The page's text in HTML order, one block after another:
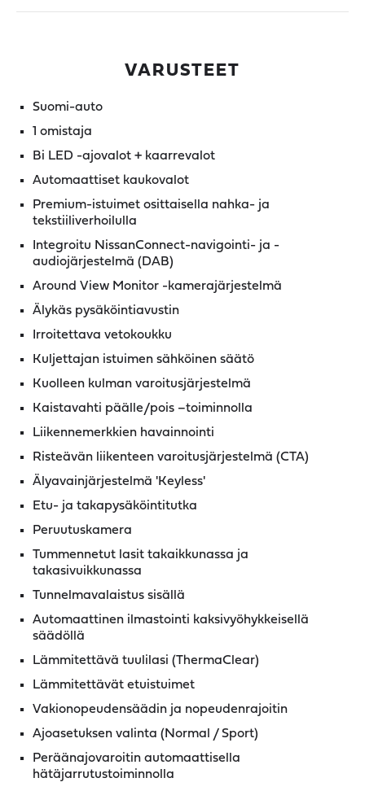
VARUSTEET
Suomi-auto
1 omistaja
Bi LED -ajovalot + kaarrevalot
Automaattiset kaukovalot
Premium-istuimet osittaisella nahka- ja
tekstiiliverhoilulla
Integroitu NissanConnect-navigointi- ja -
audiojärjestelmä (DAB)
Around View Monitor -kamerajärjestelmä
Älykäs pysäköintiavustin
Irroitettava vetokoukku
Kuljettajan istuimen sähköinen säätö
Kuolleen kulman varoitusjärjestelmä
Kaistavahti päälle/pois –toiminnolla
Liikennemerkkien havainnointi
Risteävän liikenteen varoitusjärjestelmä (CTA)
Älyavainjärjestelmä 'Keyless'
Etu- ja takapysäköintitutka
Peruutuskamera
Tummennetut lasit takaikkunassa ja
takasivuikkunassa
Tunnelmavalaistus sisällä
Automaattinen ilmastointi kaksivyöhykkeisellä
säädöllä
Lämmitettävä tuulilasi (ThermaClear)
Lämmitettävät etuistuimet
Vakionopeudensäädin ja nopeudenrajoitin
Ajoasetuksen valinta (Normal / Sport)
Peräänajovaroitin automaattisella
hätäjarrutustoiminnolla